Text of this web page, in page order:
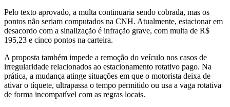
Pelo texto aprovado, a multa continuaria sendo cobrada, mas os
pontos não seriam computados na CNH. Atualmente, estacionar em
desacordo com a sinalização é infração grave, com multa de R$
195,23 e cinco pontos na carteira.
A proposta também impede a remoção do veículo nos casos de
irregularidade relacionados ao estacionamento rotativo pago. Na
prática, a mudança atinge situações em que o motorista deixa de
ativar o tíquete, ultrapassa o tempo permitido ou usa a vaga rotativa
de forma incompatível com as regras locais.